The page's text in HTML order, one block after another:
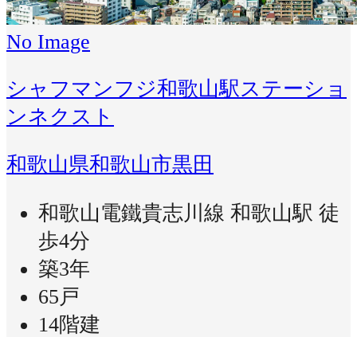
No Image
シャフマンフジ和歌山駅ステーショ
ンネクスト
和歌山県和歌山市黒田
和歌山電鐵貴志川線 和歌山駅 徒
歩4分
築3年
65戸
14階建